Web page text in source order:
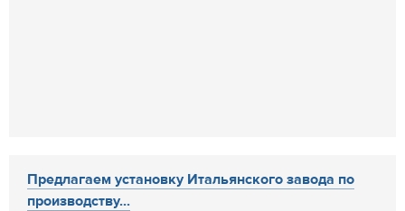
Предлагаем установку Итальянского завода по
производству...